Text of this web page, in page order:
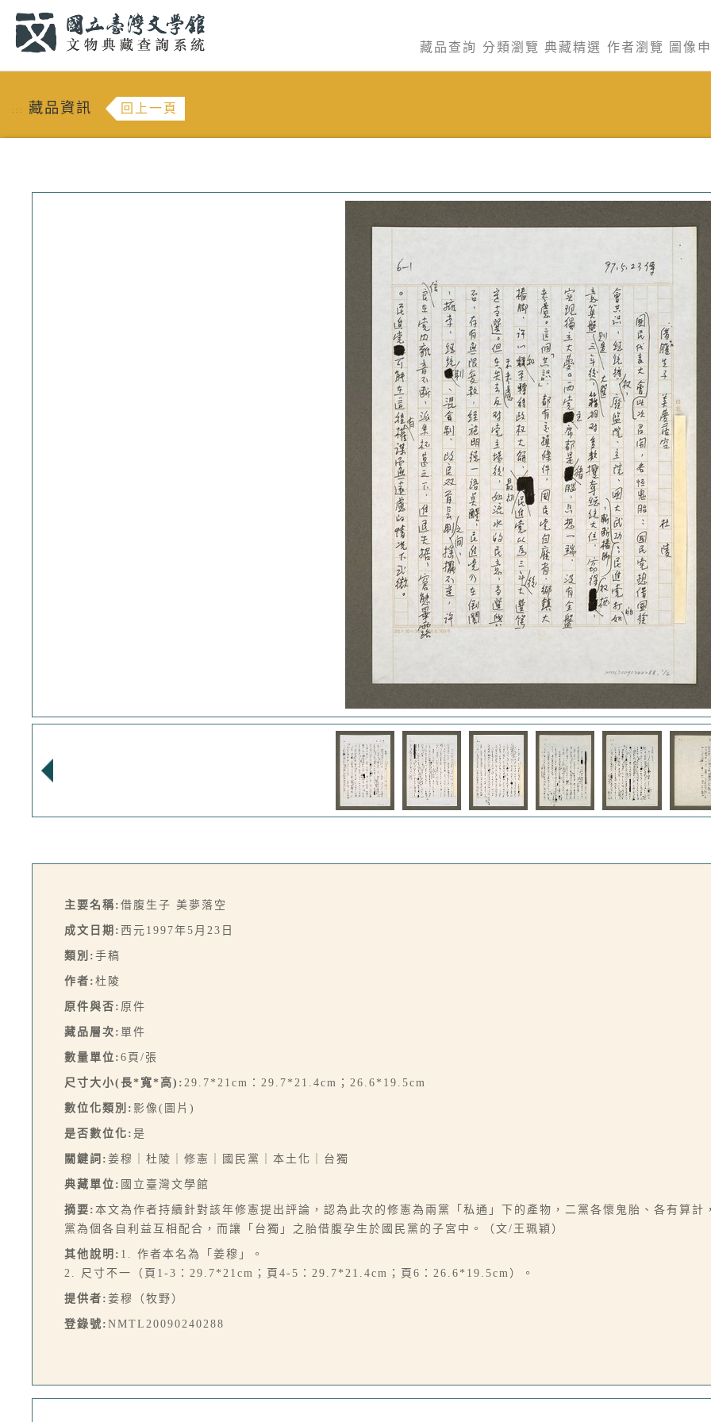
藏品查詢 分類瀏覽 典藏精選 作者瀏覽 圖像
::: 藏品資訊 回上一頁
主要名稱: 借腹生子 美夢落空
成文日期: 西元1997年5月23日
類別: 手稿
作者: 杜陵
原件與否: 原件
藏品層次: 單件
數量單位: 6頁/張
尺寸大小(長*寬*高): 29.7*21cm：29.7*21.4cm；26.6*19.5cm
數位化類別: 影像(圖片)
是否數位化: 是
關鍵詞: 姜穆｜杜陵｜修憲｜國民黨｜本土化｜台獨
典藏單位: 國立臺灣文學館
摘要: 本文為作者持續針對該年修憲提出評論，認為此次的修憲為兩黨「私通」下的產物，二黨各懷鬼胎、各有算
黨為個各自利益互相配合，而讓「台獨」之胎借腹孕生於國民黨的子宮中。（文/王珮穎）
其他說明: 1. 作者本名為「姜穆」。
2. 尺寸不一（頁1-3：29.7*21cm；頁4-5：29.7*21.4cm；頁6：26.6*19.5cm）。
提供者: 姜穆（牧野）
登錄號: NMTL20090240288